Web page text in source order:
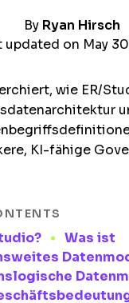
By Ryan Hirsch
updated on May
wie ER/
KI-fähige
Was ist